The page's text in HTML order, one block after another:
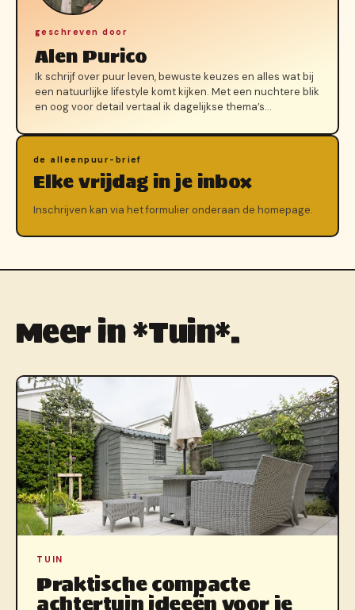
geschreven door
Alen Purico
Ik schrijf over puur leven, bewuste keuzes en alles wat bij
een natuurlijke lifestyle komt kijken. Met een nuchtere blik
en oog voor detail vertaal ik dagelijkse thema’s…
de alleenpuur-brief
Elke vrijdag in je inbox
Inschrijven kan via het formulier onderaan de homepage.
Meer in *Tuin*.
TUIN
Praktische compacte